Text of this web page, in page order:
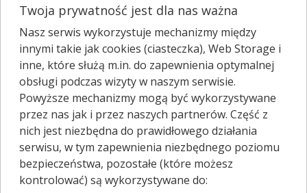
Sprawdź, które apteki w Lubiatowie posiadają
Twój lek i zarezerwuj go już teraz!
Wpisz nazwę leku
Wybierz typ aptek
Lubiatowienie znaleźliśmy żadnej apteki. Najbliższa apteka
Twoja prywatność jest dla nas ważna
Nasz serwis wykorzystuje mechanizmy między
innymi takie jak cookies (ciasteczka), Web Storage i
inne, które służą m.in. do zapewnienia optymalnej
obsługi podczas wizyty w naszym serwisie.
Powyższe mechanizmy mogą być wykorzystywane
przez nas jak i przez naszych partnerów. Część z
nich jest niezbędna do prawidłowego działania
serwisu, w tym zapewnienia niezbędnego poziomu
bezpieczeństwa, pozostałe (które możesz
kontrolować) są wykorzystywane do: